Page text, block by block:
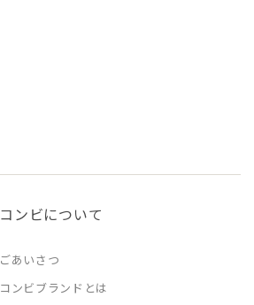
コンビについて
ごあいさつ
コンビブランドとは